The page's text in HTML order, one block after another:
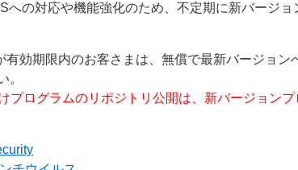
への対応や機能強化のため、不定期に新バージ
効期限内のお客さまは、無償で最新バージョン
。
プログラムのリポジトリ公開は、新バージョンプ